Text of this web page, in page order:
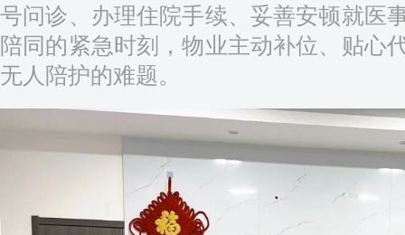
号问诊、办理住院手续、妥善安顿就医
陪同的紧急时刻，物业主动补位、贴心
无人陪护的难题。